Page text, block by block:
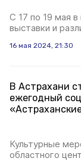
С 17 по 19 мая
выставки и
16 мая 2024, 21:30
В Астрахани
ежегодный
Культурные
областного